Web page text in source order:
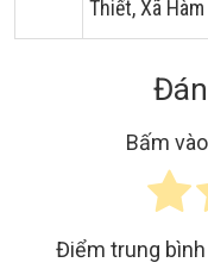
Thiết, Xã
Bấm
Điểm trung bình